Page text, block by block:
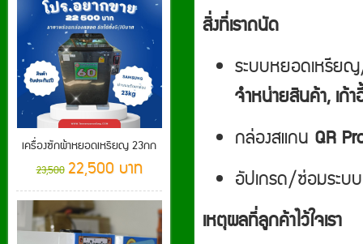
เครื่องซักผ้าหยอดเหรียญ 23กก
23,500 22,500 บาท
สิ่งที่เราถนัด
ระบบหยอดเหรีย
จำหน่ายสินค้า, เก้
กล่องสแกน QR
อัปเกรด/ซ่อมระบ
เหตุผลที่ลูกค้าไว้ใจเรา